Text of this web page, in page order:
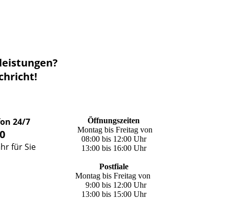
24/7
für Sie
Öffnungszeiten
Montag bis Freitag von
08:00 bis 12:00 Uhr
13:00 bis 16:00 Uhr
Postfiale
Montag bis Freitag von
9:00 bis 12:00 Uhr
13:00 bis 15:00 Uhr